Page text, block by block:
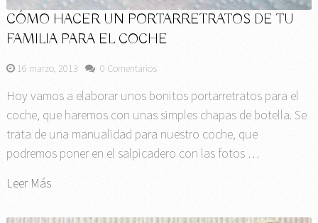
CÓMO HACER UN PORTARRETRATOS DE TU
FAMILIA PARA EL COCHE
16 marzo, 2013 0 Comentarios
Hoy vamos a elaborar unos bonitos portarretratos para el
coche, que haremos con unas simples chapas de botella. Se
trata de una manualidad para nuestro coche, que
podremos poner en el salpicadero con las fotos …
Leer Más